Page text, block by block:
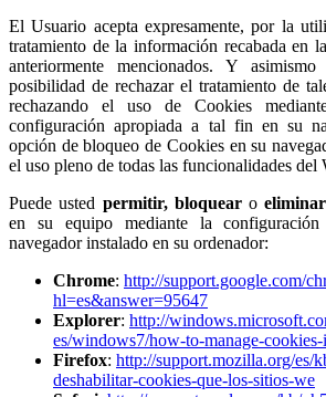
El Usuario acepta expresamente, por la
tratamiento de la información recabada en
anteriormente mencionados. Y
posibilidad de rechazar el tratamiento de
rechazando el uso de Cookies
configuración apropiada a tal fin en su
opción de bloqueo de Cookies en su
el uso pleno de todas las funcionalidades del
Puede usted permitir, bloquearoeliminar
en su equipo mediante la
navegador instalado en su ordenador:
Chrome: http://support.google.com/
hl=es&answer=95647
Explorer: http://
es/windows7/how-to-manage-
Firefox: http://support.mozilla.org/es/
deshabilitar-cookies-que-los-sitios-we